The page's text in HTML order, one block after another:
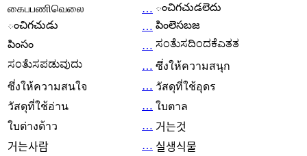
கைபபணிவெலை
… ంచిగచుడలెదు
ంచిగచుడు
… పింలెసబజ
పింసం
… ಸಂತೆುಸದಿಂದಕೆಎತತ
ಸಂತೆುಸಪಡುವುದು
… ซึ่งให้ความสนุก
ซึ่งให้ความสนใจ
… วัสดุที่ใช้อุดร
วัสดุที่ใช้อ่าน
… ใบตาล
ใบต่างด้าว
… 거는것
거는사람
… 실생식물